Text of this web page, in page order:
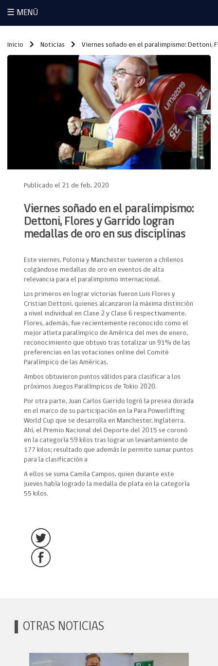
☰ MENÚ
Inicio Noticias Viernes soñado en el paralimpismo: Dettoni,
Publicado el 21 de feb, 2020
Viernes soñado en el paralimpismo:
Dettoni, Flores y Garrido logran
medallas de oro en sus disciplinas
Este viernes, Polonia y Manchester tuvieron a chilenos
colgándose medallas de oro en eventos de alta
relevancia para el paralimpismo internacional.
Los primeros en lograr victorias fueron Luis Flores y
Cristian Dettoni, quienes alcanzaron la máxima distinción
a nivel individual en Clase 2 y Clase 6 respectivamente.
Flores, además, fue recientemente reconocido como el
mejor atleta paralímpico de América del mes de enero,
reconocimiento que obtuvo tras totalizar un 91% de las
preferencias en las votaciones online del Comité
Paralímpico de las Américas.
Ambos obtuvieron puntos válidos para clasificar a los
próximos Juegos Paralímpicos de Tokio 2020.
Por otra parte, Juan Carlos Garrido logró la presea dorada
en el marco de su participación en la Para Powerlifting
World Cup que se desarrolla en Manchester, Inglaterra.
Ahí, el Premio Nacional del Deporte del 2015 se coronó
en la categoría 59 kilos tras lograr un levantamiento de
177 kilos; resultado que además le permite sumar puntos
para la clasificación a
A ellos se suma Camila Campos, quien durante este
jueves había logrado la medalla de plata en la categoría
55 kilos.
OTRAS NOTICIAS